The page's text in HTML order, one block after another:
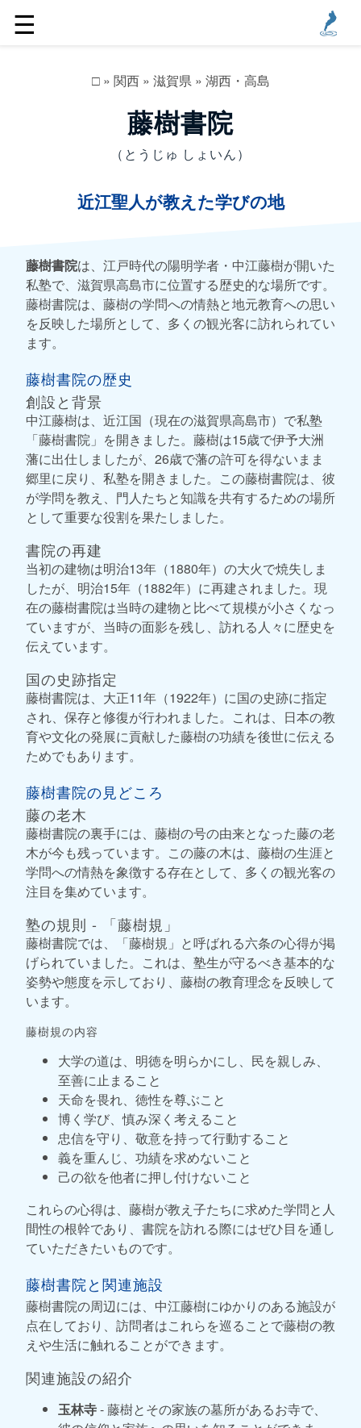
☰
□» 関西» 滋賀県» 湖西・高島
藤樹書院
（とうじゅ しょいん）
近江聖人が教えた学びの地
藤樹書院は、江戸時代の陽明学者・中江藤樹が開いた
私塾で、滋賀県高島市に位置する歴史的な場所です。
藤樹書院は、藤樹の学問への情熱と地元教育への思い
を反映した場所として、多くの観光客に訪れられてい
ます。
藤樹書院の歴史
創設と背景
中江藤樹は、近江国（現在の滋賀県高島市）で私塾
「藤樹書院」を開きました。藤樹は15歳で伊予大洲
藩に出仕しましたが、26歳で藩の許可を得ないまま
郷里に戻り、私塾を開きました。この藤樹書院は、彼
が学問を教え、門人たちと知識を共有するための場所
として重要な役割を果たしました。
書院の再建
当初の建物は明治13年（1880年）の大火で焼失しま
したが、明治15年（1882年）に再建されました。現
在の藤樹書院は当時の建物と比べて規模が小さくなっ
ていますが、当時の面影を残し、訪れる人々に歴史を
伝えています。
国の史跡指定
藤樹書院は、大正11年（1922年）に国の史跡に指定
され、保存と修復が行われました。これは、日本の教
育や文化の発展に貢献した藤樹の功績を後世に伝える
ためでもあります。
藤樹書院の見どころ
藤の老木
藤樹書院の裏手には、藤樹の号の由来となった藤の老
木が今も残っています。この藤の木は、藤樹の生涯と
学問への情熱を象徴する存在として、多くの観光客の
注目を集めています。
塾の規則 - 「藤樹規」
藤樹書院では、「藤樹規」と呼ばれる六条の心得が掲
げられていました。これは、塾生が守るべき基本的な
姿勢や態度を示しており、藤樹の教育理念を反映して
います。
藤樹規の内容
大学の道は、明徳を明らかにし、民を親しみ、
至善に止まること
天命を畏れ、徳性を尊ぶこと
博く学び、慎み深く考えること
忠信を守り、敬意を持って行動すること
義を重んじ、功績を求めないこと
己の欲を他者に押し付けないこと
これらの心得は、藤樹が教え子たちに求めた学問と人
間性の根幹であり、書院を訪れる際にはぜひ目を通し
ていただきたいものです。
藤樹書院と関連施設
藤樹書院の周辺には、中江藤樹にゆかりのある施設が
点在しており、訪問者はこれらを巡ることで藤樹の教
えや生活に触れることができます。
関連施設の紹介
玉林寺- 藤樹とその家族の墓所があるお寺で、